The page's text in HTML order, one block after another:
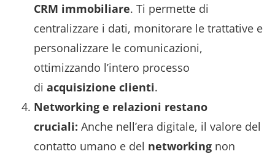
CRM immobiliare. Ti permette di
centralizzare i dati, monitorare le trattative e
personalizzare le comunicazioni,
ottimizzando l’intero processo
di acquisizione clienti.
Networking e relazioni restano
cruciali: Anche nell’era digitale, il valore del
contatto umano e del networking non